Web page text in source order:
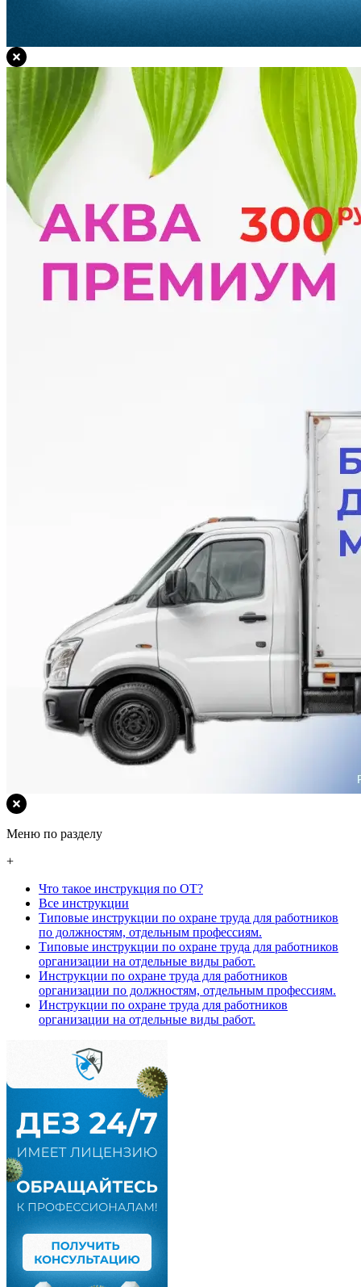
Меню по разделу
+
Что такое инструкция по ОТ?
Все инструкции
Типовые инструкции по охране труда для работников
по должностям, отдельным профессиям.
Типовые инструкции по охране труда для работников
организации на отдельные виды работ.
Инструкции по охране труда для работников
организации по должностям, отдельным профессиям.
Инструкции по охране труда для работников
организации на отдельные виды работ.